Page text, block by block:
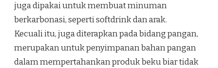
juga dipakai untuk membuat minuman
berkarbonasi, seperti softdrink dan arak.
Kecuali itu, juga diterapkan pada bidang pangan,
merupakan untuk penyimpanan bahan pangan
dalam mempertahankan produk beku biar tidak